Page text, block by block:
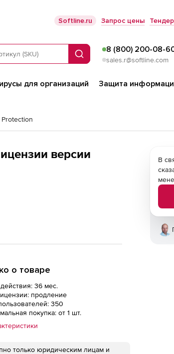
Softline.ru Запрос цены
Поиск
8 (800) 200-08-
sales.r@softline.com
для организаций Защита
версии
о товаре
36 мес.
продление
350
покупка: от 1 шт.
только юридическим лицам и
В